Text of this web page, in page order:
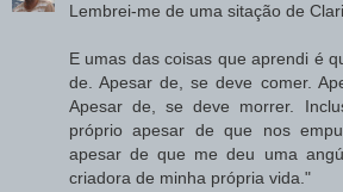
Lembrei-me de uma sitação de
E umas das coisas que aprendi é
de. Apesar de, se deve comer.
Apesar de, se deve morrer.
próprio apesar de que nos
apesar de que me deu uma
criadora de minha própria vida."